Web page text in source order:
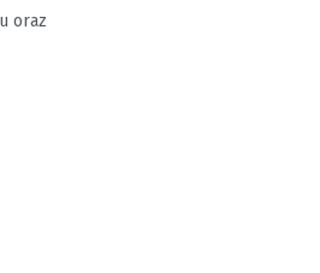
oraz